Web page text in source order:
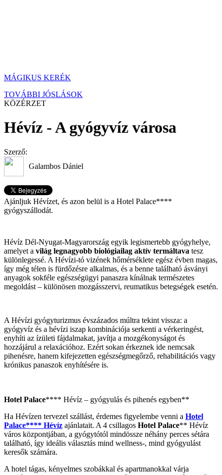
MÁGIKUS KERÉK
TOVÁBBI JÓSLÁSOK
KÖZÉRZET
Hévíz - A gyógyvíz városa
Szerző:
Galambos Dániel
Ajánljuk Hévízet, és azon belül is a Hotel Palace****
gyógyszállodát.
Hévíz Dél-Nyugat-Magyarország egyik legismertebb gyógyhelye,
amelyet a világ legnagyobb biológiailag aktív termáltava tesz
különlegessé. A Hévízi-tó vizének hőmérséklete egész évben magas,
így még télen is fürdőzésre alkalmas, és a benne található ásványi
anyagok sokféle egészségügyi panaszra kínálnak természetes
megoldást – különösen mozgásszervi, reumatikus betegségek esetén.
A Hévízi gyógyturizmus évszázados múltra tekint vissza: a
gyógyvíz és a hévízi iszap kombinációja serkenti a vérkeringést,
enyhíti az ízületi fájdalmakat, javítja a mozgékonyságot és
hozzájárul a relaxációhoz. Ezért sokan érkeznek ide nemcsak
pihenésre, hanem kifejezetten egészségmegőrző, rehabilitációs vagy
krónikus panaszok enyhítésére is.
Hotel Palace**** Hévíz – gyógyulás és pihenés egyben**
Ha Hévízen tervezel szállást, érdemes figyelembe venni a Hotel
Palace**** Hévíz ajánlatait. A 4 csillagos Hotel Palace** Hévíz
város központjában, a gyógytótól mindössze néhány perces sétára
található, így ideális választás mind wellness-, mind gyógyulást
keresők számára.
A hotel tágas, kényelmes szobákkal és apartmanokkal várja